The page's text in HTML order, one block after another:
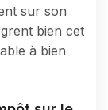
sur son
bien cet
à bien